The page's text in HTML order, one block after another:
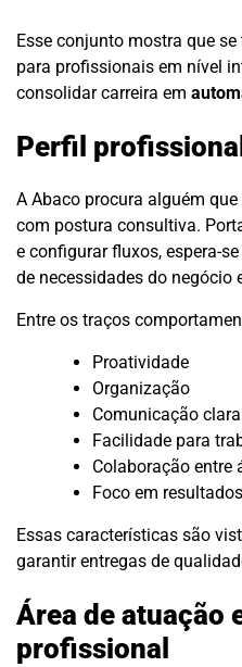
Esse conjunto mostra que
para profissionais em nível
consolidar carreira em
Perfil
A Abaco procura alguém
com postura consultiva.
e configurar fluxos, espera-
de necessidades do negócio
Entre os traços
Proatividade
Organização
Comunicação clara
Facilidade para
Colaboração entre
Foco em resultados
Essas características são
garantir entregas de
Área de atuação
profissional